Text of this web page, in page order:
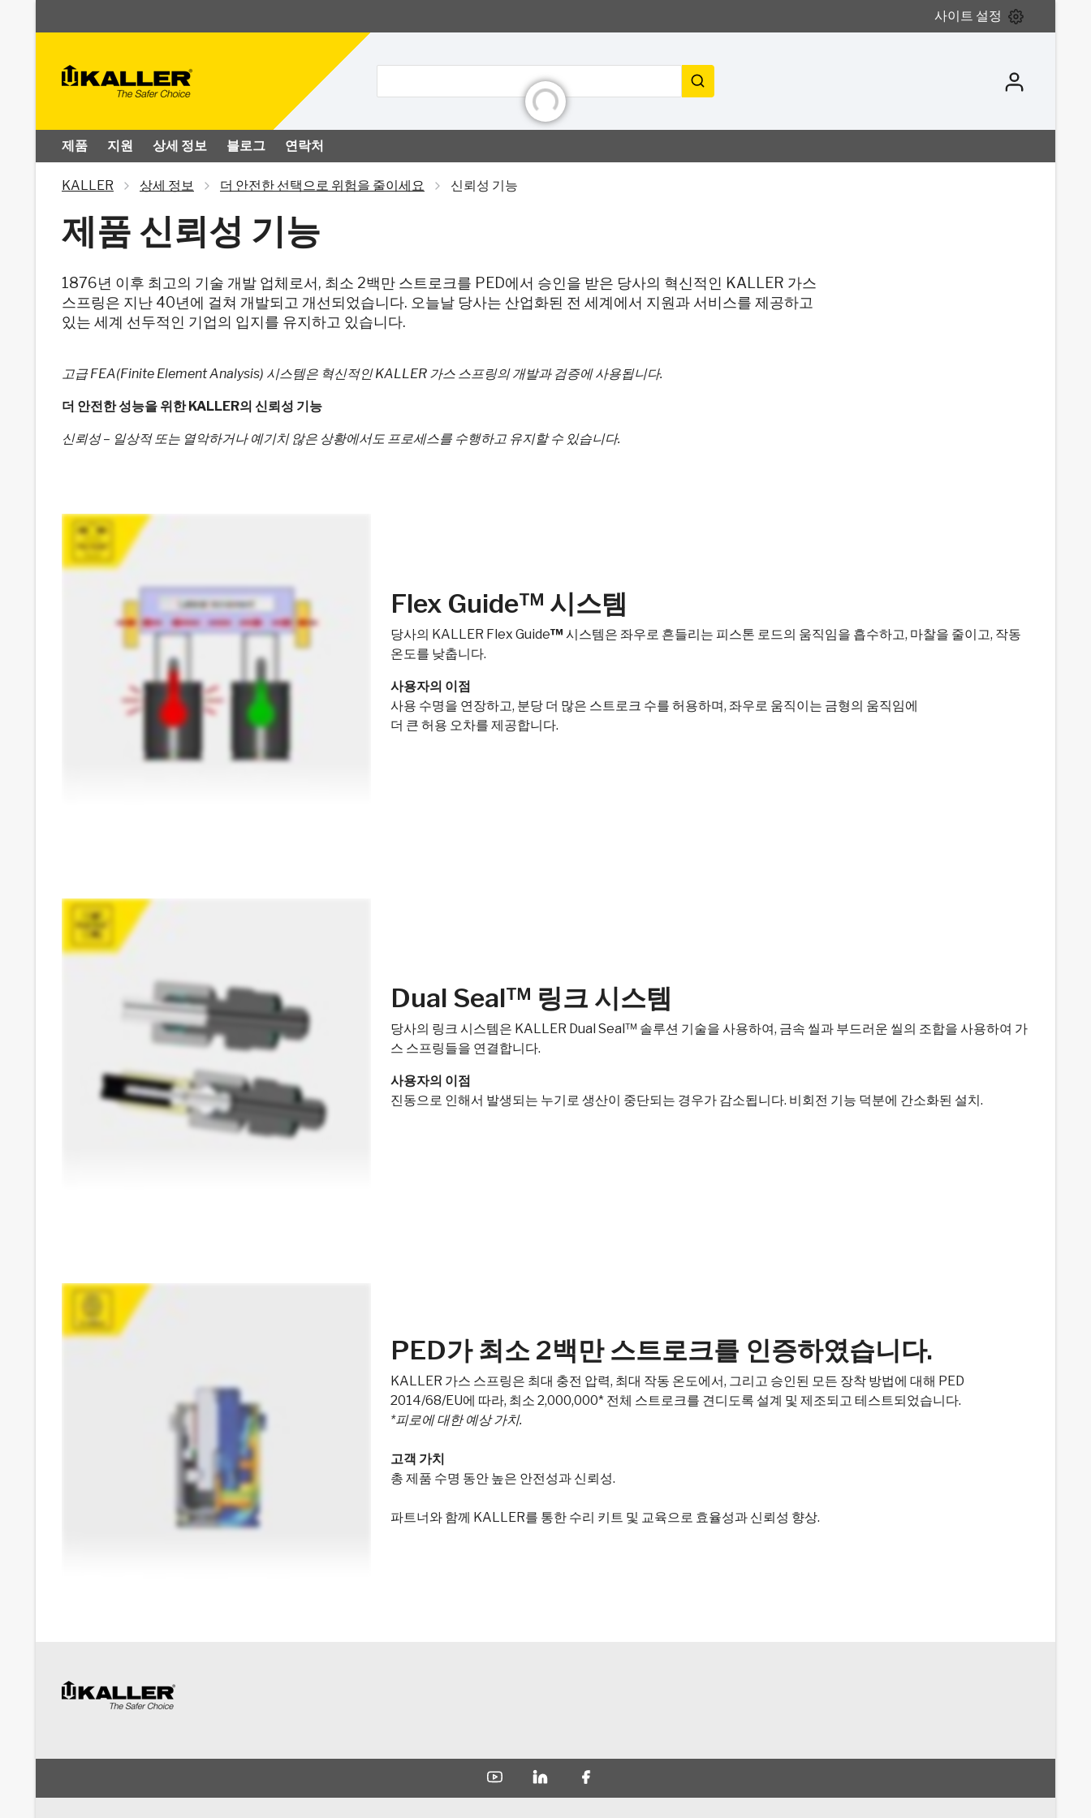
사이트 설정
제품 지원 상세 정보 블로그 연락처
KALLER 상세 정보 더 안전한 선택으로 위험을 줄이세요 신뢰성 기능
초기화 중
제품 신뢰성 기능
1876년 이후 최고의 기술 개발 업체로서, 최소 2백만 스트로크를 PED에서 승인을 받은 당사의 혁신적인 KALLER 가스
스프링은 지난 40년에 걸쳐 개발되고 개선되었습니다. 오늘날 당사는 산업화된 전 세계에서 지원과 서비스를 제공하고
있는 세계 선두적인 기업의 입지를 유지하고 있습니다.
고급 FEA(Finite Element Analysis) 시스템은 혁신적인 KALLER 가스 스프링의 개발과 검증에 사용됩니다.
더 안전한 성능을 위한 KALLER의 신뢰성 기능
신뢰성 – 일상적 또는 열악하거나 예기치 않은 상황에서도 프로세스를 수행하고 유지할 수 있습니다.
Flex Guide™ 시스템
당사의 KALLER Flex Guide™ 시스템은 좌우로 흔들리는 피스톤 로드의 움직임을 흡수하고, 마찰을 줄이고, 작동
온도를 낮춥니다.
사용자의 이점
사용 수명을 연장하고, 분당 더 많은 스트로크 수를 허용하며, 좌우로 움직이는 금형의 움직임에
더 큰 허용 오차를 제공합니다.
Dual Seal™ 링크 시스템
당사의 링크 시스템은 KALLER Dual Seal™ 솔루션 기술을 사용하여, 금속 씰과 부드러운 씰의 조합을 사용하여 가
스 스프링들을 연결합니다.
사용자의 이점
진동으로 인해서 발생되는 누기로 생산이 중단되는 경우가 감소됩니다. 비회전 기능 덕분에 간소화된 설치.
PED가 최소 2백만 스트로크를 인증하였습니다.
KALLER 가스 스프링은 최대 충전 압력, 최대 작동 온도에서, 그리고 승인된 모든 장착 방법에 대해 PED
2014/68/EU에 따라, 최소 2,000,000* 전체 스트로크를 견디도록 설계 및 제조되고 테스트되었습니다.
*피로에 대한 예상 가치.
고객 가치
총 제품 수명 동안 높은 안전성과 신뢰성.
파트너와 함께 KALLER를 통한 수리 키트 및 교육으로 효율성과 신뢰성 향상.